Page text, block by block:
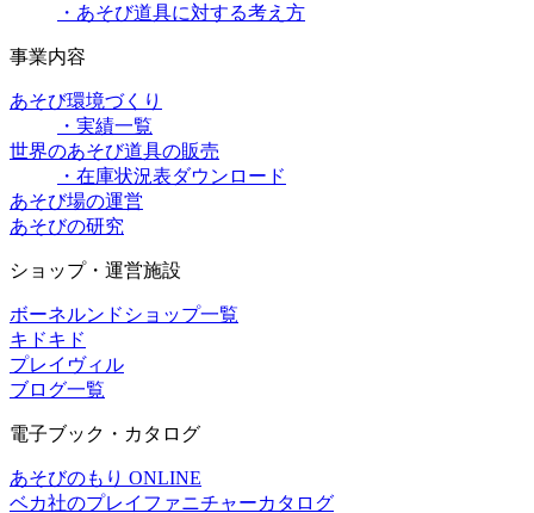
・あそび道具に対する考え方
事業内容
あそび環境づくり
・実績一覧
世界のあそび道具の販売
・在庫状況表ダウンロード
あそび場の運営
あそびの研究
ショップ・運営施設
ボーネルンドショップ一覧
キドキド
プレイヴィル
ブログ一覧
電子ブック・カタログ
あそびのもり ONLINE
ベカ社のプレイファニチャーカタログ